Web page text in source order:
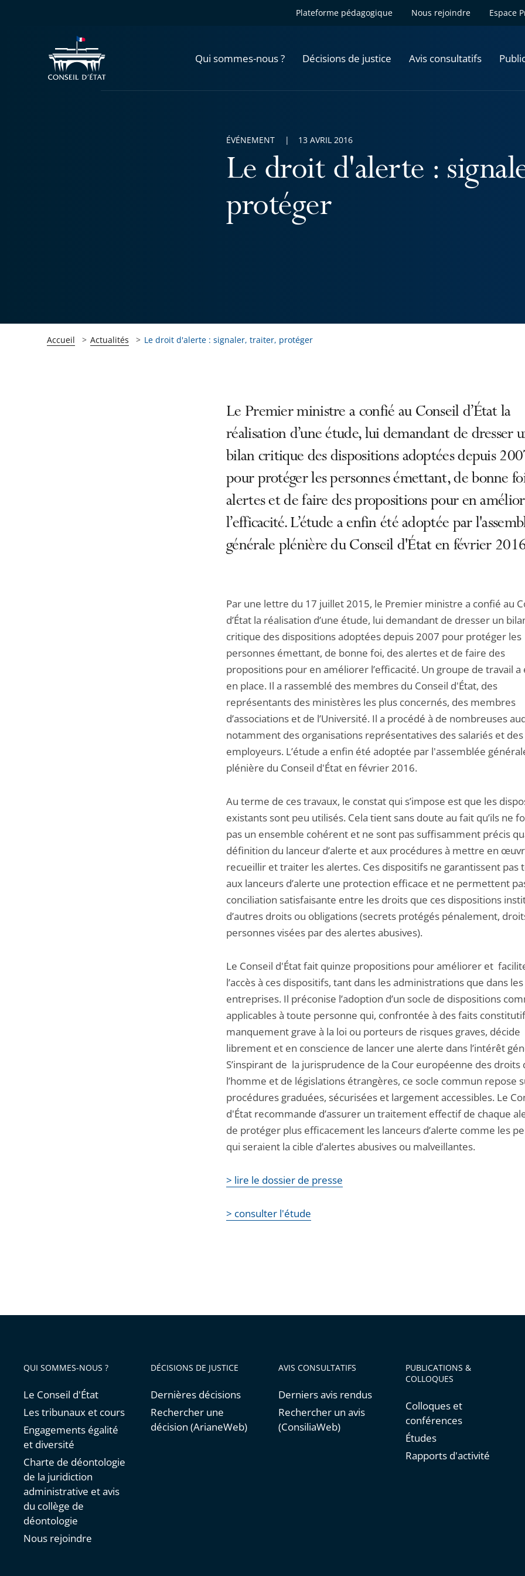
Plateforme pédagogique Nous rejoindre Espace
Qui sommes-nous ? Décisions de justice Avis consultatifs
Le droit d'alerte :
protéger
ÉVÉNEMENT 13 AVRIL 2016
Accueil Actualités Le droit d'alerte : signaler, traiter, protéger
Le Premier ministre a confié au Conseil d’État la
réalisation d’une étude, lui demandant de dresser
bilan critique des dispositions adoptées depuis
pour protéger les personnes émettant, de bonne
alertes et de faire des propositions pour en
l’efficacité. L’étude a enfin été adoptée par
générale plénière du Conseil d'État en février
Par une lettre du 17 juillet 2015, le Premier ministre a confié au
d’État la réalisation d’une étude, lui demandant de dresser un
critique des dispositions adoptées depuis 2007 pour protéger les
personnes émettant, de bonne foi, des alertes et de faire des
propositions pour en améliorer l’efficacité. Un groupe de travail a
en place. Il a rassemblé des membres du Conseil d'État, des
représentants des ministères les plus concernés, des membres
d’associations et de l’Université. Il a procédé à de nombreuses
notamment des organisations représentatives des salariés et des
employeurs. L’étude a enfin été adoptée par l'assemblée
plénière du Conseil d'État en février 2016.
Au terme de ces travaux, le constat qui s’impose est que les
existants sont peu utilisés. Cela tient sans doute au fait qu’ils ne
pas un ensemble cohérent et ne sont pas suffisamment précis
définition du lanceur d’alerte et aux procédures à mettre en
recueillir et traiter les alertes. Ces dispositifs ne garantissent pas
aux lanceurs d’alerte une protection efficace et ne permettent
conciliation satisfaisante entre les droits que ces dispositions
d’autres droits ou obligations (secrets protégés pénalement,
personnes visées par des alertes abusives).
Le Conseil d'État fait quinze propositions pour améliorer et
l’accès à ces dispositifs, tant dans les administrations que dans les
entreprises. Il préconise l’adoption d’un socle de dispositions
applicables à toute personne qui, confrontée à des faits
manquement grave à la loi ou porteurs de risques graves, décide
librement et en conscience de lancer une alerte dans l’intérêt
S’inspirant de la jurisprudence de la Cour européenne des droits
l’homme et de législations étrangères, ce socle commun repose
procédures graduées, sécurisées et largement accessibles. Le
d'État recommande d’assurer un traitement effectif de chaque
de protéger plus efficacement les lanceurs d’alerte comme les
qui seraient la cible d’alertes abusives ou malveillantes.
> lire le dossier de presse
> consulter l'étude
QUI SOMMES-NOUS ?
Le Conseil d'État
Les tribunaux et cours
Engagements égalité
et diversité
Charte de déontologie
de la juridiction
administrative et avis
du collège de
déontologie
Nous rejoindre
DÉCISIONS DE JUSTICE
Dernières décisions
Rechercher une
décision (ArianeWeb)
AVIS CONSULTATIFS
Derniers avis rendus
Rechercher un avis
(ConsiliaWeb)
PUBLICATIONS &
COLLOQUES
Colloques et
conférences
Études
Rapports d'activité